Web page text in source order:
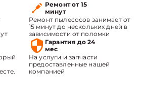
Ремонт от 15
минут
Ремонт пылесосов занимает от
15 минут до нескольких дней в
зависимости от поломки
Гарантия до 24
мес
На услуги и запчасти
предоставленные нашей
компанией